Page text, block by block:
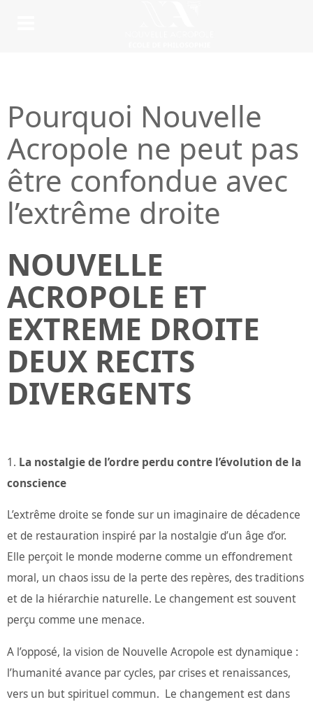
Pourquoi Nouvelle
Acropole ne peut pas
être confondue avec
l’extrême droite
NOUVELLE
ACROPOLE ET
EXTREME DROITE
DEUX RECITS
DIVERGENTS
La nostalgie de l’ordre perdu contre l’évolution de la
conscience
L’extrême droite se fonde sur un imaginaire de décadence
et de restauration inspiré par la nostalgie d’un âge d’or.
Elle perçoit le monde moderne comme un effondrement
moral, un chaos issu de la perte des repères, des traditions
et de la hiérarchie naturelle. Le changement est souvent
perçu comme une menace.
A l’opposé, la vision de Nouvelle Acropole est dynamique :
l’humanité avance par cycles, par crises et renaissances,
vers un but spirituel commun. Le changement est dans